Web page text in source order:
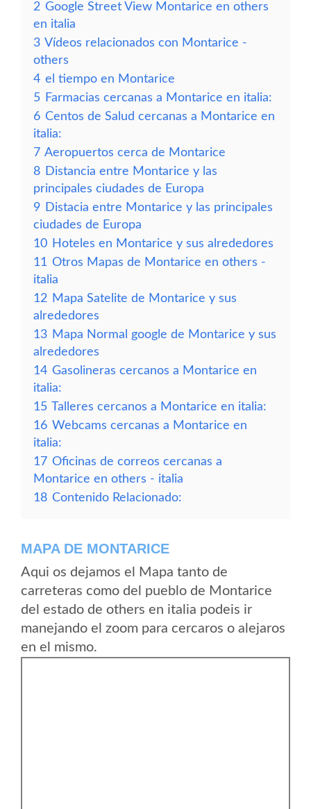
2 Google Street View Montarice en others
en italia
3 Vídeos relacionados con Montarice -
others
4 el tiempo en Montarice
5 Farmacias cercanas a Montarice en italia:
6 Centos de Salud cercanas a Montarice en
italia:
7 Aeropuertos cerca de Montarice
8 Distancia entre Montarice y las
principales ciudades de Europa
9 Distacia entre Montarice y las principales
ciudades de Europa
10 Hoteles en Montarice y sus alrededores
11 Otros Mapas de Montarice en others -
italia
12 Mapa Satelite de Montarice y sus
alrededores
13 Mapa Normal google de Montarice y sus
alrededores
14 Gasolineras cercanos a Montarice en
italia:
15 Talleres cercanos a Montarice en italia:
16 Webcams cercanas a Montarice en
italia:
17 Oficinas de correos cercanas a
Montarice en others - italia
18 Contenido Relacionado:
MAPA DE MONTARICE
Aqui os dejamos el Mapa tanto de
carreteras como del pueblo de Montarice
del estado de others en italia podeis ir
manejando el zoom para cercaros o alejaros
en el mismo.